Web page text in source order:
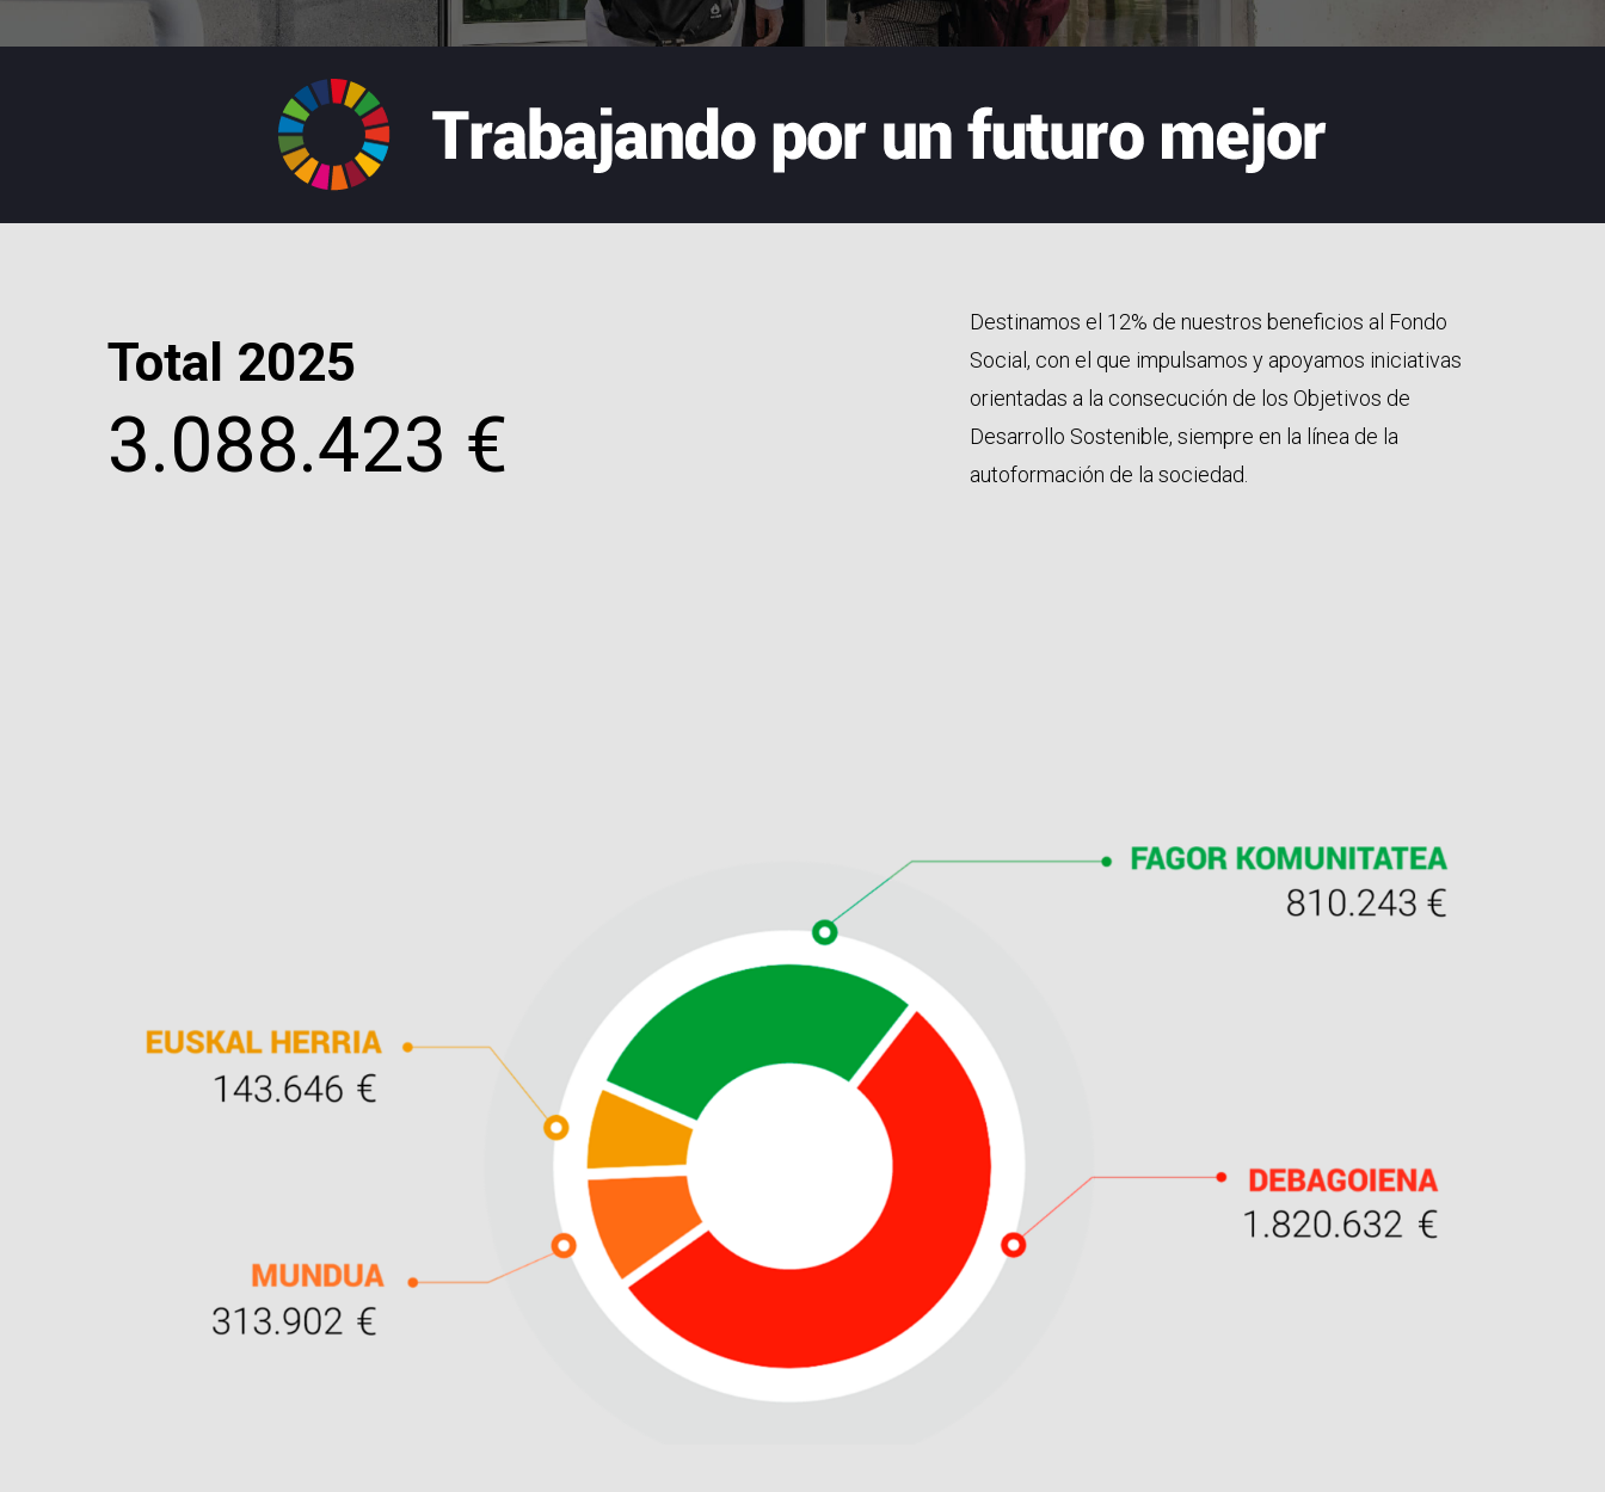
Total 2025
3.088.423 €
Destinamos el 12% de nuestros beneficios al Fondo
Social, con el que impulsamos y apoyamos iniciativas
orientadas a la consecución de los Objetivos de
Desarrollo Sostenible, siempre en la línea de la
autoformación de la sociedad.